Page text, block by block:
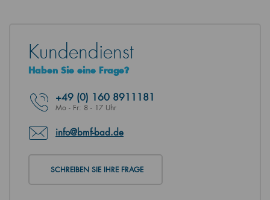
Kundendienst
Haben Sie eine Frage?
+49 (0) 160 8911181
Mo - Fr: 8 - 17 Uhr
info@bmf-bad.de
SCHREIBEN SIE IHRE FRAGE